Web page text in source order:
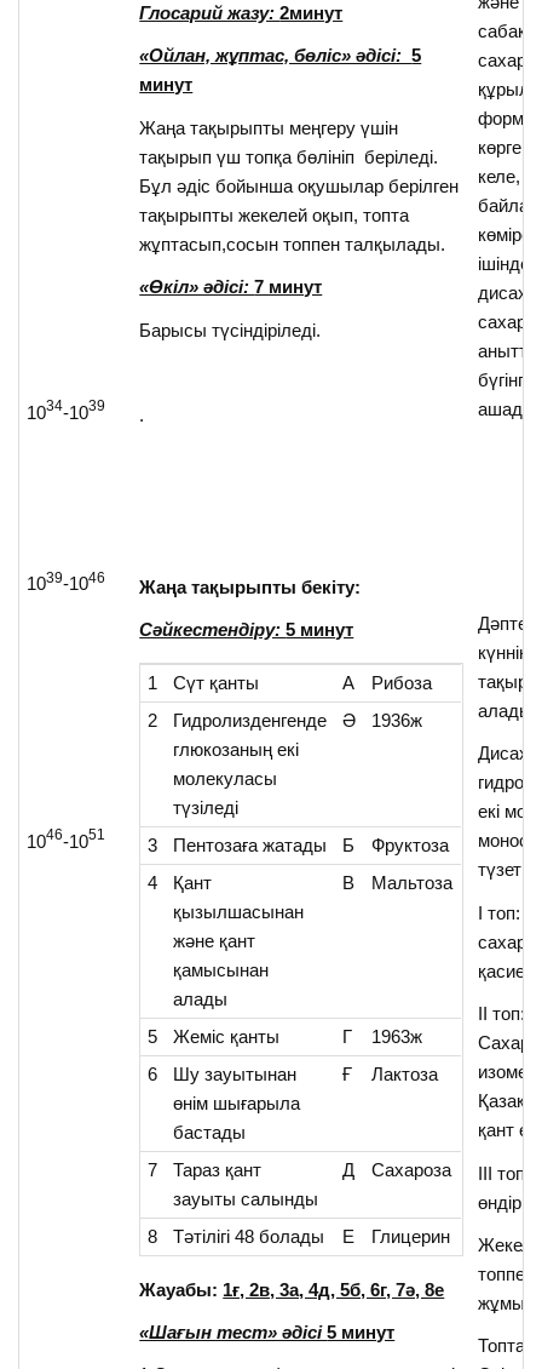
1034-1039
1039-1046
1046-1051
Глосарий жазу:2минут
«Ойлан, жұптас, бөліс» әдісі:5
минут
Жаңа тақырыпты меңгеру үшін
тақырып үш топқа бөлініп беріледі.
Бұл әдіс бойынша оқушылар берілген
тақырыпты жекелей оқып, топта
жұптасып,сосын топпен талқылады.
«Өкіл» әдісі:7 минут
Барысы түсіндіріледі.
.
Жаңа тақырыпты бекіту:
Сәйкестендіру:5 минут
1 Сүт қанты А
Рибоза
2
Гидролизденгенде
глюкозаның екі
молекуласы
түзіледі
Ә 1936ж
3 Пентозаға жатады Б
Фруктоза
4
Қант
қызылшасынан
және қант
қамысынан
алады
В Мальтоза
5 Жеміс қанты Г
1963ж
6
Шу зауытынан
өнім шығарыла
бастады
Ғ Лактоза
7
Тараз қант
зауыты салынды
Д Сахароза
8 Тәтілігі 48 болады Е Глицерин
Жауабы: 1ғ, 2в, 3а, 4д, 5б, 6г, 7ә, 8е
«Шағын тест» әдісі5 минут
келе,
ішінде
ашады.
күннің
алады.
екі
І топ:
ІІ топ:
қант
ІІІ топ:
топпен
Топтан